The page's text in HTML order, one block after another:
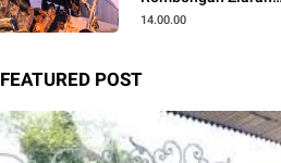
Walisongo Pesantren
14.00.00
FEATURED POST